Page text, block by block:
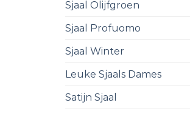
Sjaal Olijfgroen
Sjaal Profuomo
Sjaal Winter
Leuke Sjaals Dames
Satijn Sjaal